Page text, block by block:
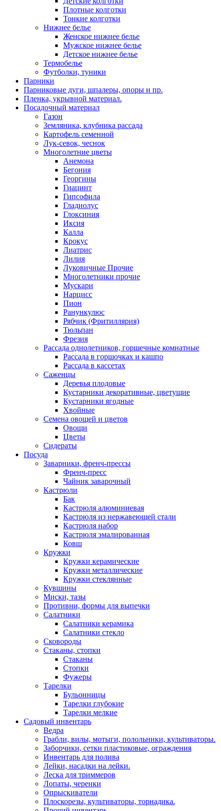
Плотные колготки
Тонкие колготки
Нижнее белье
Женское нижнее белье
Мужское нижнее белье
Детское нижнее белье
Термобелье
Футболки, туники
Парники
Парниковые дуги, шпалеры, опоры и пр.
Пленка, укрывной материал.
Посадочный материал
Газон
Земляника, клубника рассада
Картофель семенной
Лук-севок, чеснок
Многолетние цветы
Анемона
Бегония
Георгины
Гиацинт
Гипсофила
Гладиолус
Глоксиния
Иксия
Калла
Крокус
Лиатрис
Лилия
Луковичные Прочие
Многолетники прочие
Мускари
Нарцисс
Пион
Ранункулюс
Рябчик (Фритиллярия)
Тюльпан
Фрезия
Рассада однолетников, горшечные комнатные
Рассада в горшочках и кашпо
Рассада в кассетах
Саженцы
Деревья плодовые
Кустарники декоративные, цветущие
Кустарники ягодные
Хвойные
Семена овощей и цветов
Овощи
Цветы
Сидераты
Посуда
Заварники, френч-прессы
Френч-пресс
Чайник заварочный
Кастрюли
Бак
Кастрюля алюминиевая
Кастрюля из нержавеющей стали
Кастрюля набор
Кастрюля эмалированная
Ковш
Кружки
Кружки керамические
Кружки металлические
Кружки стеклянные
Кувшины
Миски, тазы
Противни, формы для выпечки
Салатники
Салатники керамика
Салатники стекло
Сковороды
Стаканы, стопки
Стаканы
Стопки
Фужеры
Тарелки
Бульонницы
Тарелки глубокие
Тарелки мелкие
Садовый инвентарь
Ведра
Грабли, вилы, мотыги, полольники, культиваторы.
Заборчики, сетки пластиковые, ограждения
Инвентарь для полива
Лейки, насадки на лейки.
Леска для триммеров
Лопаты, черенки
Опрыскиватели
Плоскорезы, культиваторы, торнадика.